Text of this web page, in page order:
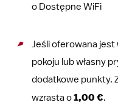
o Dostępne WiFi
Jeśli oferowana jest
pokoju lub własny
dodatkowe punkty.
wzrasta o1,00 €.